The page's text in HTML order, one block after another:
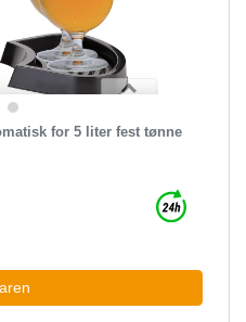
for 5 liter fest tønne